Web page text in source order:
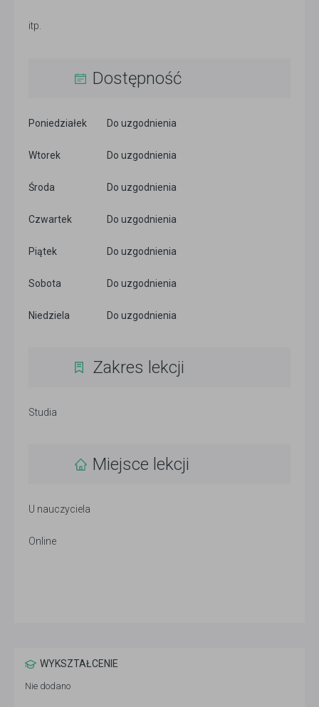
itp.
Dostępność
Poniedziałek Do uzgodnienia
Wtorek Do uzgodnienia
Środa Do uzgodnienia
Czwartek Do uzgodnienia
Piątek Do uzgodnienia
Sobota Do uzgodnienia
Niedziela Do uzgodnienia
Zakres lekcji
Studia
Miejsce lekcji
U nauczyciela
Online
WYKSZTAŁCENIE
Nie dodano